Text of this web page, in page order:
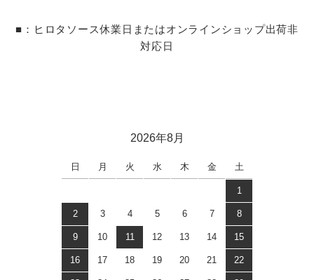
■：ヒロタソース休業日またはオンラインショップ出荷非
対応日
2026年8月
日 月 火 水 木 金 土
1
2 3 4 5 6 7 8
9 10 11 12 13 14 15
16 17 18 19 20 21 22